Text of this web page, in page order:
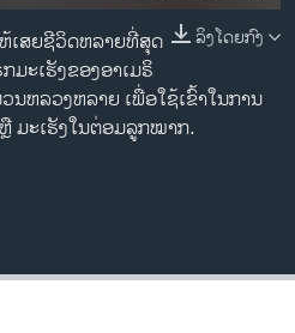
ລິງໂດຍກົງ
ເສຍຊີວິດຫລາຍທີ່ສຸດ
ມະເຮັງຂອງອາເມຣິ​
ນ​ຫລວງ​ຫລາຍ ເພື່ອ​ໃຊ້​ເຂົ້າ​ໃນການ
ມະ​ເຮັງ​ໃນຕ່ອມລູກໝາກ.